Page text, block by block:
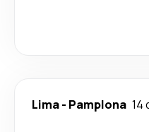
Lima- Pamplona 14